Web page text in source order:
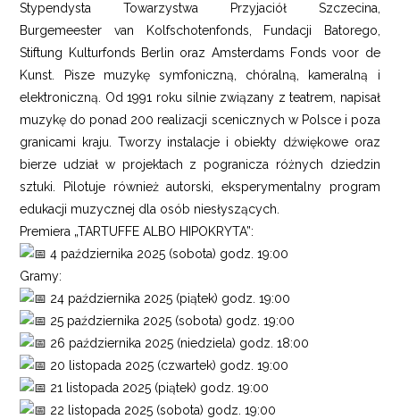
Stypendysta Towarzystwa Przyjaciół Szczecina,
Burgemeester van Kolfschotenfonds, Fundacji Batorego,
Stiftung Kulturfonds Berlin oraz Amsterdams Fonds voor de
Kunst. Pisze muzykę symfoniczną, chóralną, kameralną i
elektroniczną. Od 1991 roku silnie związany z teatrem, napisał
muzykę do ponad 200 realizacji scenicznych w Polsce i poza
granicami kraju. Tworzy instalacje i obiekty dźwiękowe oraz
bierze udział w projektach z pogranicza różnych dziedzin
sztuki. Pilotuje również autorski, eksperymentalny program
edukacji muzycznej dla osób niesłyszących.
Premiera „TARTUFFE ALBO HIPOKRYTA”:
4 października 2025 (sobota) godz. 19:00
Gramy:
24 października 2025 (piątek) godz. 19:00
25 października 2025 (sobota) godz. 19:00
26 października 2025 (niedziela) godz. 18:00
20 listopada 2025 (czwartek) godz. 19:00
21 listopada 2025 (piątek) godz. 19:00
22 listopada 2025 (sobota) godz. 19:00